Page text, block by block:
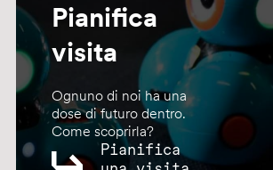
Pianifica
visita
Ognuno di noi ha una
dose di futuro dentro.
Come scoprirla?
Pianifica